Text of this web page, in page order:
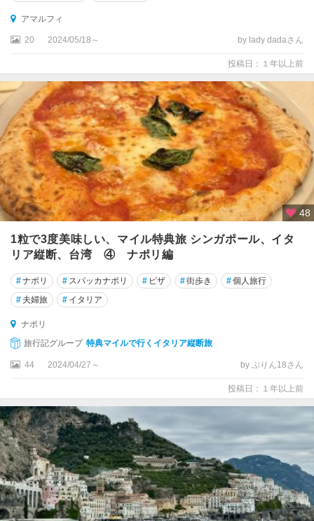
バ
ー
エ
ト
ゥ
ム
パ
ド
ヴ
パ
マ
エ
ス
ー
ボ
バ
レ
ン
チ
ア
アマルフィ
20 2024/05/18～ by lady dadaさん
投稿日：１年以上前
48
1粒で3度美味しい、マイル特典旅 シンガポール、イタ
リア縦断、台湾 ④ ナポリ編
#ナポリ # スパッカナポリ # ピザ #街歩き #個人旅行
# 夫婦旅 # イタリア
ナポリ
旅行記グループ 特典マイルで行くイタリア縦断旅
44 2024/04/27～ by ぷりん18さん
投稿日：１年以上前